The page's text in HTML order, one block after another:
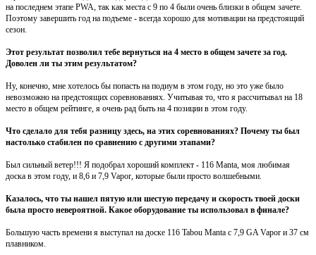
на последнем этапе PWA, так как места с 9 по 4 были очень близки в общем зачете.
Поэтому завершить год на подъеме - всегда хорошо для мотивации на предстоящий
сезон.
Этот результат позволил тебе вернуться на 4 место в общем зачете за год.
Доволен ли ты этим результатом?
Ну, конечно, мне хотелось бы попасть на подиум в этом году, но это уже было
невозможно на предстоящих соревнованиях. Учитывая то, что я рассчитывал на 18
место в общем рейтинге, я очень рад быть на 4 позиции в этом году.
Что сделало для тебя разницу здесь, на этих соревнованиях? Почему ты был
настолько стабилен по сравнению с другими этапами?
Был сильный ветер!!! Я подобрал хороший комплект - 116 Manta, моя любимая
доска в этом году, и 8,6 и 7,9 Vapor, которые были просто волшебными.
Казалось, что ты нашел пятую или шестую передачу и скорость твоей доски
была просто невероятной. Какое оборудование ты использовал в финале?
Большую часть времени я выступал на доске 116 Tabou Manta c 7,9 GA Vapor и 37 см
плавником.